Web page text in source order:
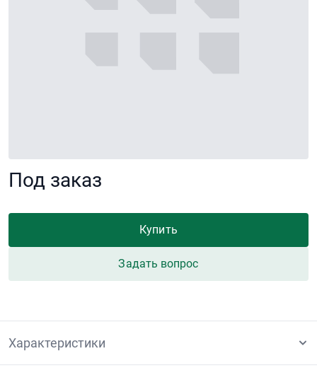
Под заказ
Купить
Задать вопрос
Характеристики